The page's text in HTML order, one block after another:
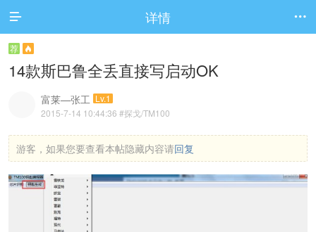
 详情 
荐 
14款斯巴鲁全丢直接写启动OK
富莱—张工 Lv.1
2015-7-14 10:44:36 #探戈/TM100
游客，如果您要查看本帖隐藏内容请回复